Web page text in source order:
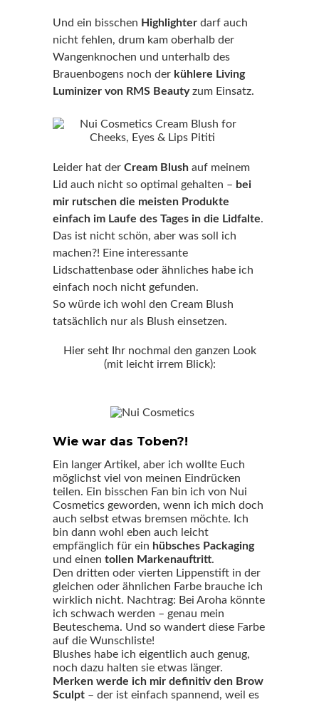
Und ein bisschen Highlighter darf auch
nicht fehlen, drum kam oberhalb der
Wangenknochen und unterhalb des
Brauenbogens noch der kühlere Living
Luminizer von RMS Beautyzum Einsatz.
Leider hat der Cream Blush auf meinem
Lid auch nicht so optimal gehalten – bei
mir rutschen die meisten Produkte
einfach im Laufe des Tages in die Lidfalte.
Das ist nicht schön, aber was soll ich
machen?! Eine interessante
Lidschattenbase oder ähnliches habe ich
einfach noch nicht gefunden.
So würde ich wohl den Cream Blush
tatsächlich nur als Blush einsetzen.
Hier seht Ihr nochmal den ganzen Look
(mit leicht irrem Blick):
Wie war das Toben?!
Ein langer Artikel, aber ich wollte Euch
möglichst viel von meinen Eindrücken
teilen. Ein bisschen Fan bin ich von Nui
Cosmetics geworden, wenn ich mich doch
auch selbst etwas bremsen möchte. Ich
bin dann wohl eben auch leicht
empfänglich für ein hübsches Packaging
und einen tollen Markenauftritt.
Den dritten oder vierten Lippenstift in der
gleichen oder ähnlichen Farbe brauche ich
wirklich nicht. Nachtrag: Bei Aroha könnte
ich schwach werden – genau mein
Beuteschema. Und so wandert diese Farbe
auf die Wunschliste!
Blushes habe ich eigentlich auch genug,
noch dazu halten sie etwas länger.
Merken werde ich mir definitiv den Brow
Sculpt – der ist einfach spannend, weil es